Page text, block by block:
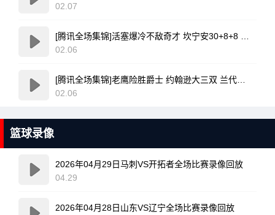
02.07
02.06
02.06
篮球录像
2026年04月29日马刺VS开拓者全场比赛录像回放
04.29
2026年04月28日山东VS辽宁全场比赛录像回放